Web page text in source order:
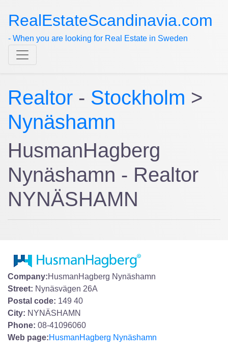
RealEstateScandinavia.com
- When you are looking for Real Estate in Sweden
Realtor - Stockholm >
Nynäshamn
HusmanHagberg
Nynäshamn - Realtor
NYNÄSHAMN
Company:HusmanHagberg Nynäshamn
Street: Nynäsvägen 26A
Postal code: 149 40
City: NYNÄSHAMN
Phone: 08-41096060
Web page:HusmanHagberg Nynäshamn